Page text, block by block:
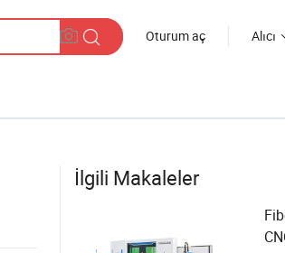
Oturum aç Alıcı
İlgili Makaleler